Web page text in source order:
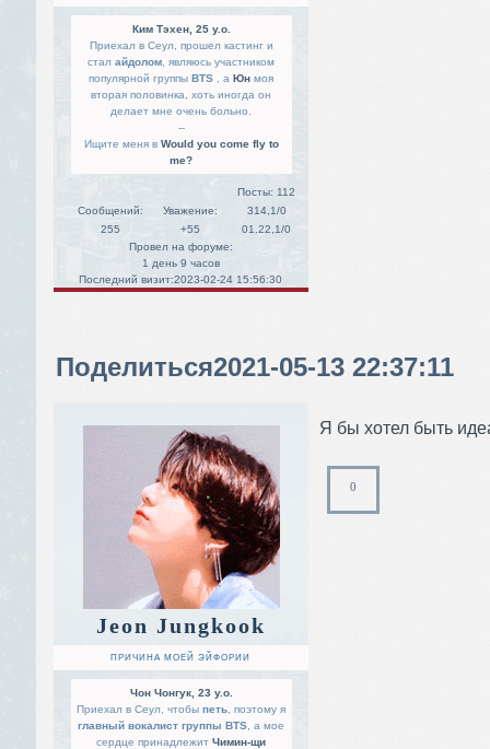
Ким Тэхен, 25 y.o.
Приехал в Сеул, прошел кастинг и
стал айдолом , являюсь участником
популярной группы BTS , а Юн моя
вторая половинка, хоть иногда он
делает мне очень больно.
--
Ищите меня в Would you come fly to
me?
Сообщений:
255
Уважение:
+55
Посты: 112
314,1/0
01.22,1/0
Провел на форуме:
1 день 9 часов
Последний визит:2023-02-24 15:56:30
Поделиться2021-05-13 22:37:11
Jeon Jungkook
ПРИЧИНА МОЕЙ ЭЙФОРИИ
Чон Чонгук, 23 y.o.
Приехал в Сеул, чтобы петь , поэтому я
главный вокалист группы BTS , а мое
сердце принадлежит Чимин-щи
Я бы хотел быть
0